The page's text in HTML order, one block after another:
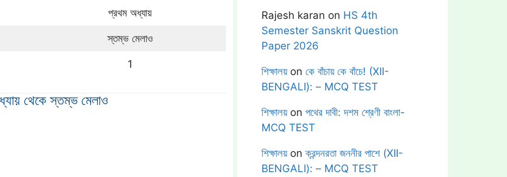
প্রথম অধ্যায়
স্তম্ভ মেলাও
1
থেকে স্তম্ভ মেলাও
Rajesh karan on HS 4th
Semester Sanskrit Question
Paper 2026
শিক্ষালয়on কে বাঁচায় কে বাঁচে! (XII-
BENGALI): – MCQ TEST
শিক্ষালয়on পথের দাবী: দশম শ্রেণী বাংলা-
MCQ TEST
শিক্ষালয়onক্রন্দনরতা জননীর পাশে (XII-
BENGALI): – MCQ TEST